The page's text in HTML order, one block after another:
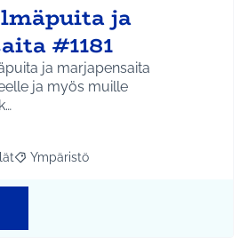
ja
#1181
ja marjapensaita
ja myös muille
mukaan: Etelä-Tuusulan kylät
Rajaa tulokset teeman mukaan:
Ympäristö